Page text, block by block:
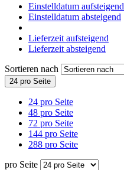
Einstelldatum aufsteigend
Einstelldatum absteigend
Lieferzeit aufsteigend
Lieferzeit absteigend
Sortieren nach
24 pro Seite
24 pro Seite
48 pro Seite
72 pro Seite
144 pro Seite
288 pro Seite
pro Seite